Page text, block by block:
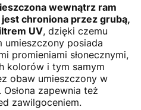
wewnątrz ram
chroniona przez grubą,
UV, dzięki czemu
posiada
promieniami słonecznymi,
kolorów i tym samym
obaw umieszczony w
zapewnia też
zawilgoceniem.